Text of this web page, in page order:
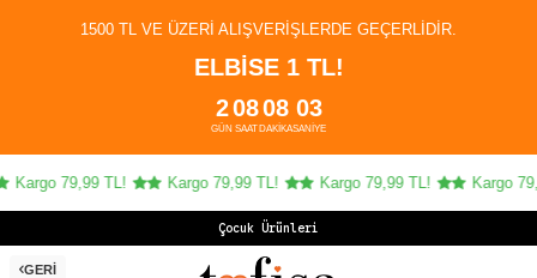
1500 TL VE ÜZERI ALIŞVERIŞLERDE GEÇERLIDIR.
ELBİSE 1 TL!
2
GÜN
08
SAAT
08
DAKIKA
03
SANIYE
79,99 TL! Kargo 79,99 TL! Kargo 79,99 TL! Kargo
Çocuk Ürünlerinde
GERI